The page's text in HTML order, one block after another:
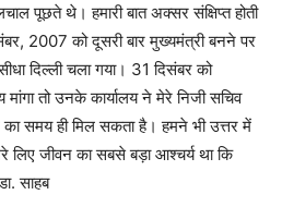
पूछते थे। हमारी बात अक्सर संक्षिप्त होती
2007 को दूसरी बार मुख्यमंत्री बनने पर
दिल्ली चला गया। 31 दिसंबर को
तो उनके कार्यालय ने मेरे निजी सचिव
का समय ही मिल सकता है। हमने भी उत्तर में
लिए जीवन का सबसे बड़ा आश्चर्य था कि
साहब